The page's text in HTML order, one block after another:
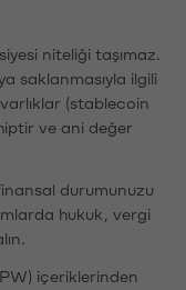
niteliği taşımaz.
saklanmasıyla ilgili
(stablecoin
ve ani değer
durumunuzu
hukuk, vergi
içeriklerinden